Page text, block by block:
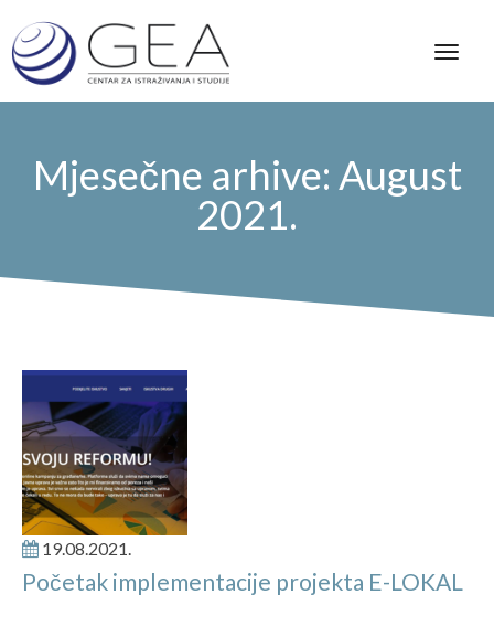
Mjesečne arhive: August
2021.
19.08.2021.
Početak implementacije projekta E-LOKAL